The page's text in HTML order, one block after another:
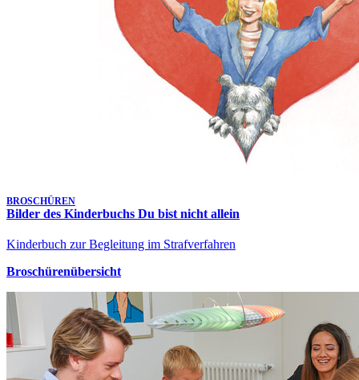
BROSCHÜREN
Bilder des Kinderbuchs Du bist nicht allein
Kinderbuch zur Begleitung im Strafverfahren
Broschürenübersicht